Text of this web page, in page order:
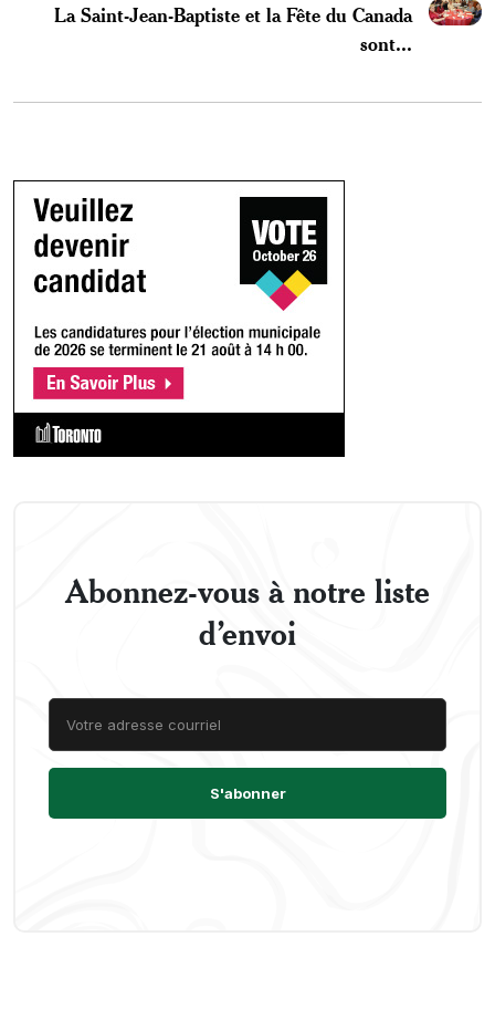
La Saint-Jean-Baptiste et la Fête du Canada
sont...
Abonnez-vous à notre liste
d’envoi